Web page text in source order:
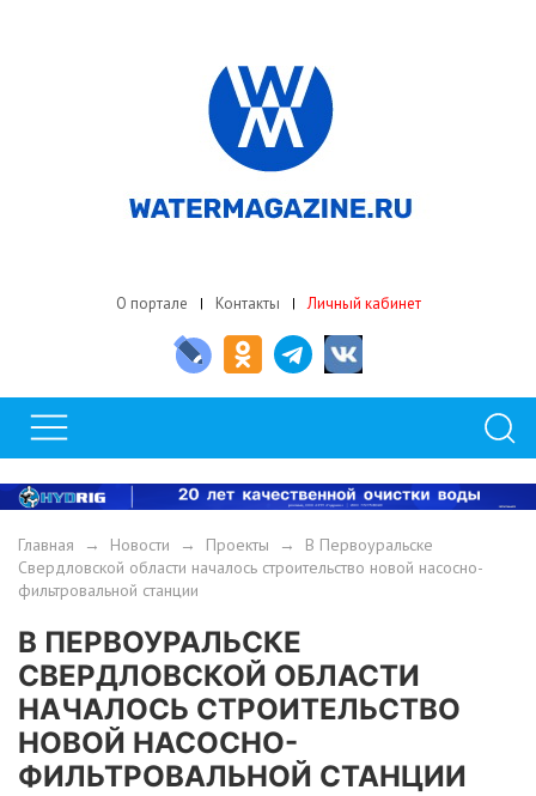
О портале Контакты Личный кабинет
Главная → Новости → Проекты → В Первоуральске
Свердловской области началось строительство новой насосно-
фильтровальной станции
В ПЕРВОУРАЛЬСКЕ
СВЕРДЛОВСКОЙ ОБЛАСТИ
НАЧАЛОСЬ СТРОИТЕЛЬСТВО
НОВОЙ НАСОСНО-
ФИЛЬТРОВАЛЬНОЙ СТАНЦИИ